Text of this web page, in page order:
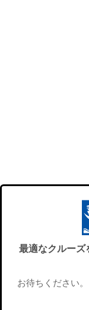
最適なクルーズ
お待ちください